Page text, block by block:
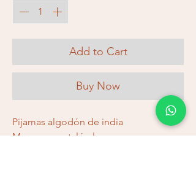
Add to Cart
Buy Now
Pijamas algodón de india
Manga y pantalón largos